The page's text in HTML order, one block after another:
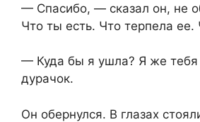
— Спасибо, — сказал он, не
Что ты есть. Что терпела
— Куда бы я ушла? Я же
дурачок.
Он обернулся. В глазах